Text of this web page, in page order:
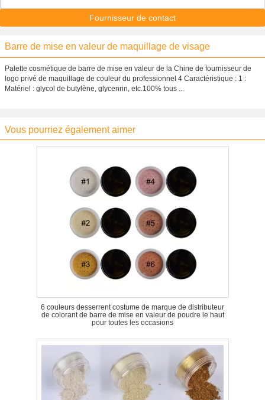
Fournisseur de contact
Barre de mise en valeur de maquillage de visage
Palette cosmétique de barre de mise en valeur de la Chine de fournisseur de
logo privé de maquillage de couleur du professionnel 4 Caractéristique : 1 :
Matériel : glycol de butylène, glycenrin, etc.100% tous ...
Vous pourriez également aimer
6 couleurs desserrent costume de marque de distributeur
de colorant de barre de mise en valeur de poudre le haut
pour toutes les occasions